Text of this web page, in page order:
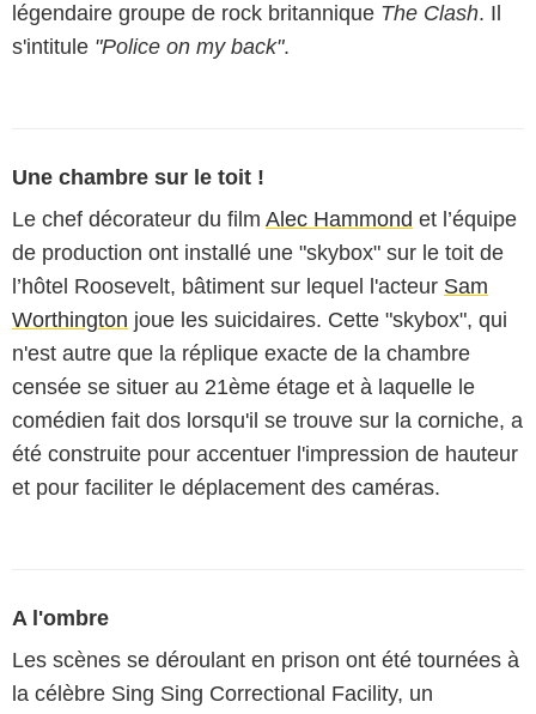
légendaire groupe de rock britannique The Clash. Il
s'intitule "Police on my back".
Une chambre sur le toit !
Le chef décorateur du film Alec Hammond et l’équipe
de production ont installé une "skybox" sur le toit de
l’hôtel Roosevelt, bâtiment sur lequel l'acteur Sam
Worthington joue les suicidaires. Cette "skybox", qui
n'est autre que la réplique exacte de la chambre
censée se situer au 21ème étage et à laquelle le
comédien fait dos lorsqu'il se trouve sur la corniche, a
été construite pour accentuer l'impression de hauteur
et pour faciliter le déplacement des caméras.
A l'ombre
Les scènes se déroulant en prison ont été tournées à
la célèbre Sing Sing Correctional Facility, un